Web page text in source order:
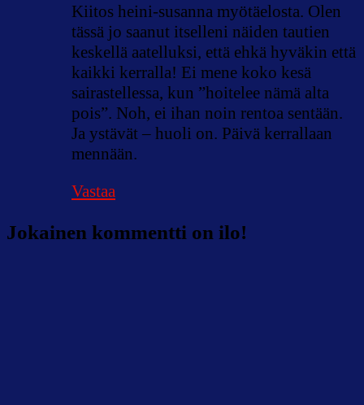
Kiitos heini-susanna myötäelosta. Olen
tässä jo saanut itselleni näiden tautien
keskellä aatelluksi, että ehkä hyväkin että
kaikki kerralla! Ei mene koko kesä
sairastellessa, kun ”hoitelee nämä alta
pois”. Noh, ei ihan noin rentoa sentään.
Ja ystävät – huoli on. Päivä kerrallaan
mennään.
Vastaa
Jokainen kommentti on ilo!